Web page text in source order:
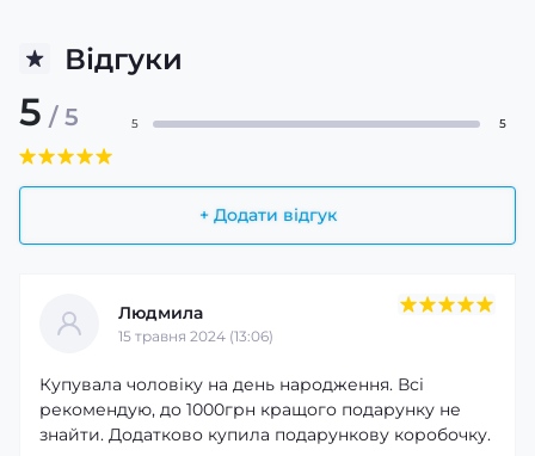
Відгуки
5 / 5
+ Додати відгук
5 5
Людмила
15 травня 2024 (13:06)
Купувала чоловіку на день народження. Всі
рекомендую, до 1000грн кращого подарунку не
знайти. Додатково купила подарункову коробочку.